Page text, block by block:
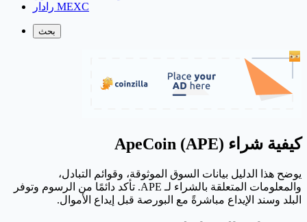
رادار MEXC
بحث
كيفية شراء ApeCoin (APE)
يوضح هذا الدليل بيانات السوق الموثوقة، وقوائم التبادل،
والمعلومات المتعلقة بالشراء لـ APE. تأكد دائمًا من الرسوم وتوفر
البلد وسند الإيداع مباشرةً مع البورصة قبل إيداع الأموال.